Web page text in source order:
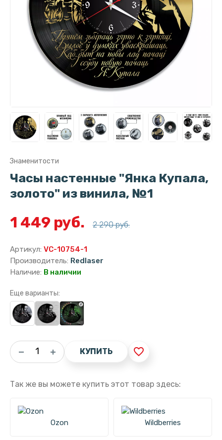
Знаменитости
Часы настенные "Янка Купала,
золото" из винила, №1
1 449 руб. 2 290 руб.
Артикул: VC-10754-1
Производитель: Redlaser
Наличие: В наличии
Еще варианты:
КУПИТЬ favorite_border
Так же вы можете купить этот товар здесь:
Ozon Wildberries